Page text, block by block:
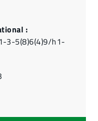
:
3-5(8)6(4)9/h1-